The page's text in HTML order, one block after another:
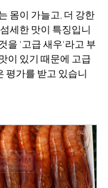
몸이 가늘고, 더 강한
세한 맛이 특징입니
을 '고급 새우'라고 부
이 있기 때문에 고급
평가를 받고 있습니